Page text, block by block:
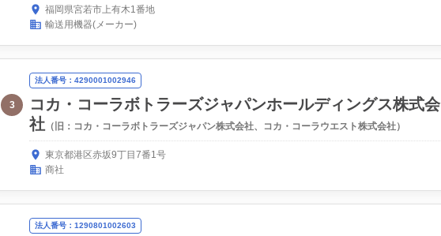
福岡県宮若市上有木1番地
輸送用機器(メーカー)
3
法人番号：4290001002946
コカ・コーラボトラーズジャパンホールディングス株式会
社 （旧：コカ・コーラボトラーズジャパン株式会社、コカ・コーラウエスト株式会社）
東京都港区赤坂9丁目7番1号
商社
法人番号：1290801002603